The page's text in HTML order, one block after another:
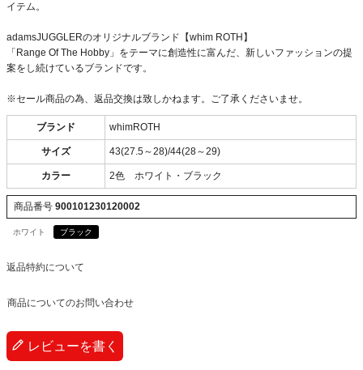
イテム。
adamsJUGGLERのオリジナルブランド【whim ROTH】
「Range Of The Hobby」をテーマに創造性に富んだ、新しいファッションの提
案をし続けているブランドです。
※セール商品の為、返品交換は致しかねます。ご了承くださいませ。
ブランド whimROTH
サイズ 43(27.5～28)/44(28～29)
カラー 2色 ホワイト・ブラック
商品番号 900101230120002
ホワイト ブラック
返品特約について
商品についてのお問い合わせ
レビューを書く